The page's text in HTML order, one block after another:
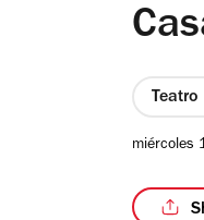
miércoles